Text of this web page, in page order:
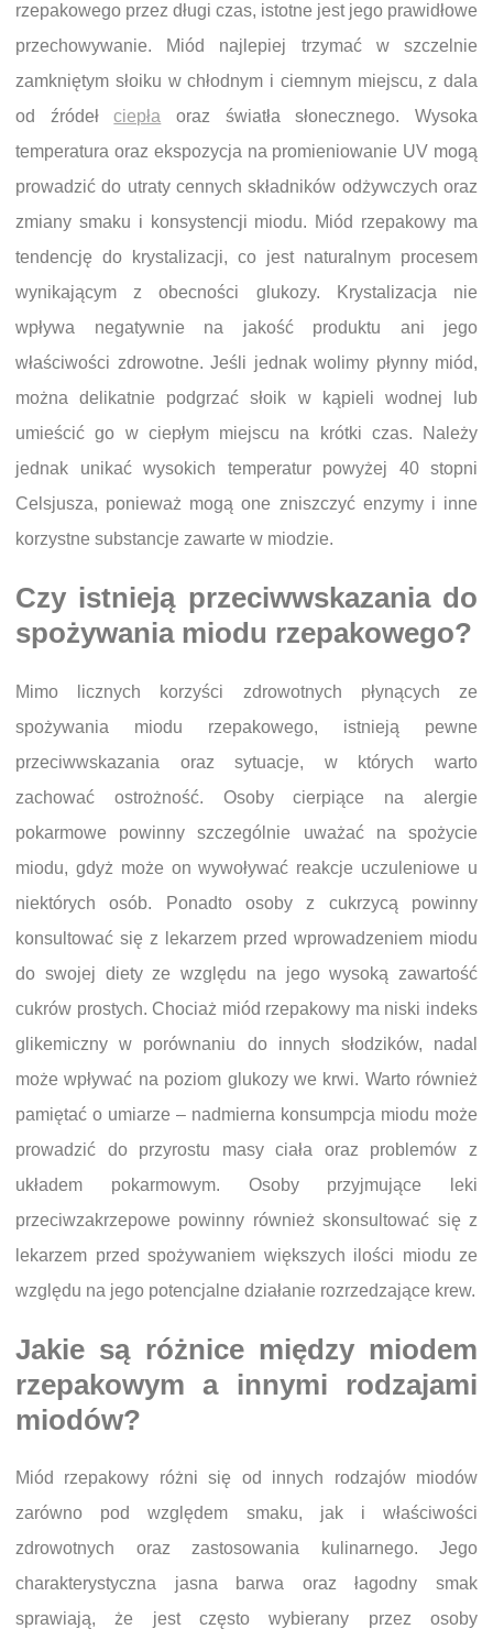
rzepakowego przez długi czas, istotne jest jego prawidłowe
przechowywanie. Miód najlepiej trzymać w szczelnie
zamkniętym słoiku w chłodnym i ciemnym miejscu, z dala
od źródełciepła oraz światła słonecznego. Wysoka
temperatura oraz ekspozycja na promieniowanie UV mogą
prowadzić do utraty cennych składników odżywczych oraz
zmiany smaku i konsystencji miodu. Miód rzepakowy ma
tendencję do krystalizacji, co jest naturalnym procesem
wynikającym z obecności glukozy. Krystalizacja nie
wpływa negatywnie na jakość produktu ani jego
właściwości zdrowotne. Jeśli jednak wolimy płynny miód,
można delikatnie podgrzać słoik w kąpieli wodnej lub
umieścić go w ciepłym miejscu na krótki czas. Należy
jednak unikać wysokich temperatur powyżej 40 stopni
Celsjusza, ponieważ mogą one zniszczyć enzymy i inne
korzystne substancje zawarte w miodzie.
Czy istnieją przeciwwskazania do
spożywania miodu rzepakowego?
Mimo licznych korzyści zdrowotnych płynących ze
spożywania miodu rzepakowego, istnieją pewne
przeciwwskazania oraz sytuacje, w których warto
zachować ostrożność. Osoby cierpiące na alergie
pokarmowe powinny szczególnie uważać na spożycie
miodu, gdyż może on wywoływać reakcje uczuleniowe u
niektórych osób. Ponadto osoby z cukrzycą powinny
konsultować się z lekarzem przed wprowadzeniem miodu
do swojej diety ze względu na jego wysoką zawartość
cukrów prostych. Chociaż miód rzepakowy ma niski indeks
glikemiczny w porównaniu do innych słodzików, nadal
może wpływać na poziom glukozy we krwi. Warto również
pamiętać o umiarze – nadmierna konsumpcja miodu może
prowadzić do przyrostu masy ciała oraz problemów z
układem pokarmowym. Osoby przyjmujące leki
przeciwzakrzepowe powinny również skonsultować się z
lekarzem przed spożywaniem większych ilości miodu ze
względu na jego potencjalne działanie rozrzedzające krew.
Jakie są różnice między miodem
rzepakowym a innymi rodzajami
miodów?
Miód rzepakowy różni się od innych rodzajów miodów
zarówno pod względem smaku, jak i właściwości
zdrowotnych oraz zastosowania kulinarnego. Jego
charakterystyczna jasna barwa oraz łagodny smak
sprawiają, że jest często wybierany przez osoby